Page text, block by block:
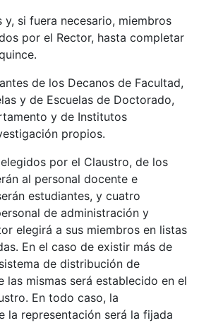
si fuera necesario, miembros
por el Rector, hasta completar
de los Decanos de Facultad,
y de Escuelas de Doctorado,
y de Institutos
propios.
por el Claustro, de los
al personal docente e
estudiantes, y cuatro
de administración y
elegirá a sus miembros en listas
En el caso de existir más de
de distribución de
las mismas será establecido en el
En todo caso, la
la representación será la fijada